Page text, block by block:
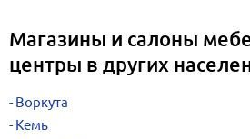
Магазины и салоны
центры в других
Воркута
Кемь